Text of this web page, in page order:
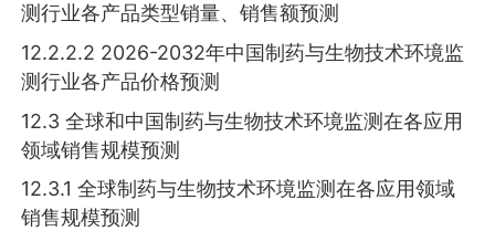
测行业各产品类型销量、销售额预测
12.2.2.2 2026-2032年中国制药与生物技术环境监
测行业各产品价格预测
12.3 全球和中国制药与生物技术环境监测在各应用
领域销售规模预测
12.3.1 全球制药与生物技术环境监测在各应用领域
销售规模预测